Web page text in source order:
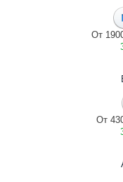
От
От